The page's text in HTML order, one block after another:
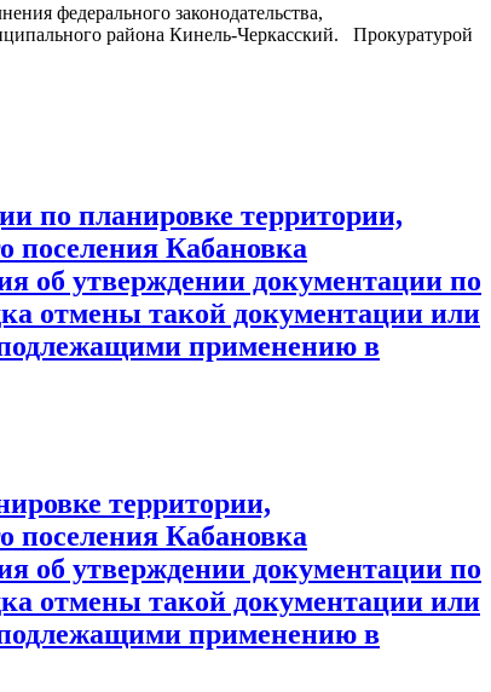
федерального законодательства,
района Кинель-Черкасский. Прокуратурой
по планировке территории,
поселения Кабановка
об утверждении документации по
отмены такой документации или
подлежащими применению в
территории,
поселения Кабановка
об утверждении документации по
отмены такой документации или
подлежащими применению в